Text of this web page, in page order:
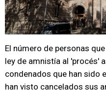
El número de personas
ley de amnistía al 'procés'
condenados que han sido
han visto cancelados sus